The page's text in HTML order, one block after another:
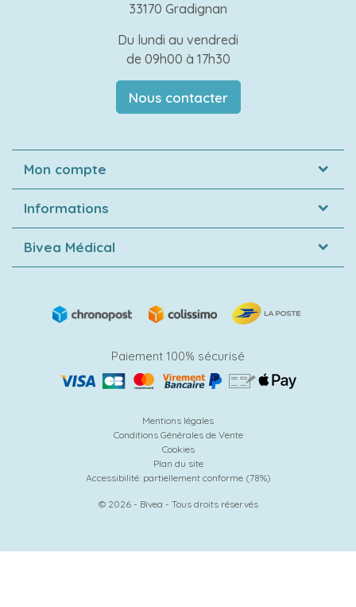
33170 Gradignan
Du lundi au vendredi
de 09h00 à 17h30
Nous contacter
Mon compte
Informations
Bivea Médical
Paiement 100% sécurisé
Mentions légales
Conditions Générales de Vente
Cookies
Plan du site
Accessibilité: partiellement conforme (78%)
© 2026 - Bivea - Tous droits réservés